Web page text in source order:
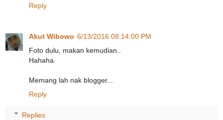
Reply
Akut Wibowo 6/13/2016 08:14:00 PM
Foto dulu, makan kemudian..
Hahaha
Memang lah nak blogger...
Reply
Replies